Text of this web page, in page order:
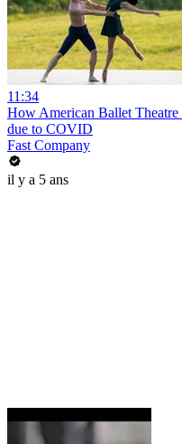
11:34
How American Ballet Theatre
due to COVID
Fast Company
il y a 5 ans